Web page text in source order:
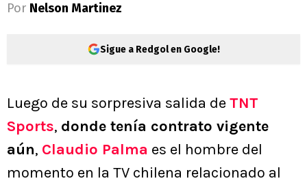
Por Nelson Martinez
Sigue a Redgol en Google!
Luego de su sorpresiva salida deTNT
Sports, donde tenía contrato vigente
aún, Claudio Palma es el hombre del
momento en la TV chilena relacionado al